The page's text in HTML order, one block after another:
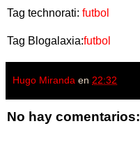
Tag technorati: futbol
Tag Blogalaxia:futbol
Hugo Miranda en 22:32
No hay comentarios: